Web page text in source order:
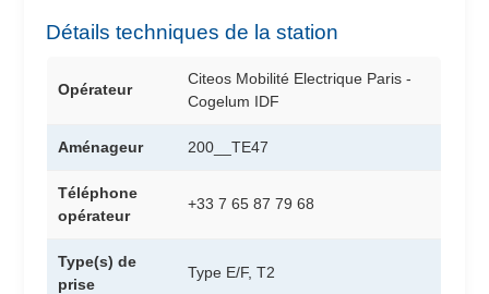
Détails techniques de la station
Opérateur
Citeos Mobilité Electrique Paris -
Cogelum IDF
Aménageur 200__TE47
Téléphone
opérateur
+33 7 65 87 79 68
Type(s) de
prise
Type E/F, T2